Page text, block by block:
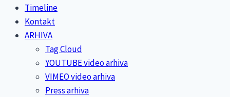
Timeline
Kontakt
ARHIVA
Tag Cloud
YOUTUBE video arhiva
VIMEO video arhiva
Press arhiva